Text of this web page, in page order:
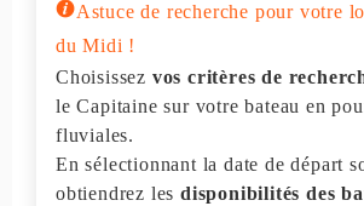
Astuce de recherche pour votre
du Midi !
Choisissez vos critères de
le Capitaine sur votre bateau en
fluviales.
En sélectionnant la date de départ
obtiendrez lesdisponibilités des